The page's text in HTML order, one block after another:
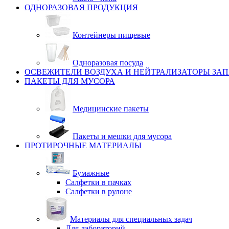
ОДНОРАЗОВАЯ ПРОДУКЦИЯ
Контейнеры пищевые
Одноразовая посуда
ОСВЕЖИТЕЛИ ВОЗДУХА И НЕЙТРАЛИЗАТОРЫ
ПАКЕТЫ ДЛЯ МУСОРА
Медицинские пакеты
Пакеты и мешки для мусора
ПРОТИРОЧНЫЕ МАТЕРИАЛЫ
Бумажные
Салфетки в пачках
Салфетки в рулоне
Материалы для специальных задач